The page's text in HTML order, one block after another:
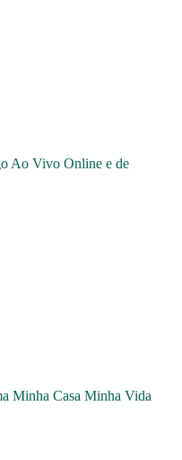
Ao Vivo Online e de
Minha Casa Minha Vida